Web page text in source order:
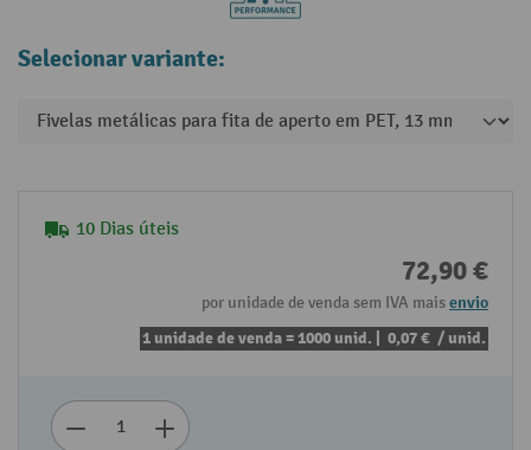
Selecionar variante:
10 Dias úteis
72,90 €
por unidade de venda sem IVA maisenvio
1 unidade de venda = 1000 unid. | 0,07 € / unid.